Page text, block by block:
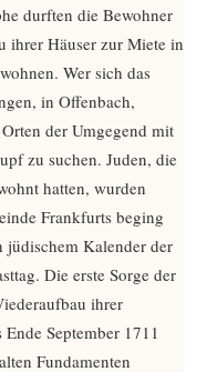
durften die Bewohner
ihrer Häuser zur Miete in
Wer sich das
in Offenbach,
der Umgegend mit
zu suchen. Juden, die
hatten, wurden
Frankfurts beging
jüdischem Kalender der
Die erste Sorge der
ihrer
September 1711
Fundamenten